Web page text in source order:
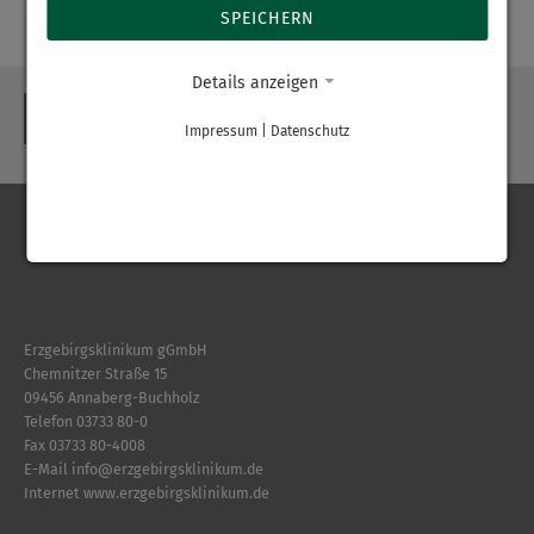
Erzgebirgsklinikum gGmbH
Chemnitzer Straße 15
09456 Annaberg-Buchholz
Telefon 03733 80-0
Fax 03733 80-4008
E-Mail info@erzgebirgsklinikum.de
Internet www.erzgebirgsklinikum.de
SPEICHERN
Details anzeigen
Impressum Datenschutz